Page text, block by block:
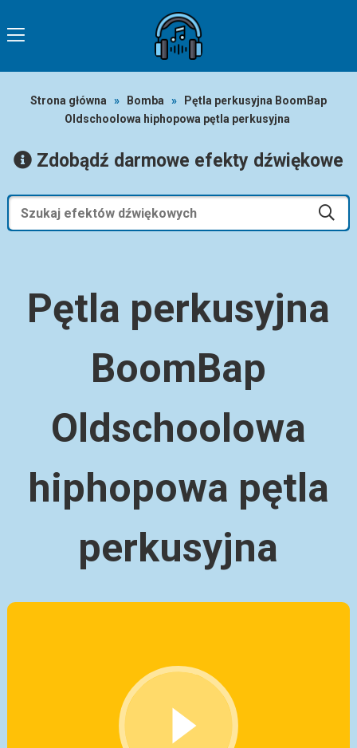
Strona główna » Bomba »
Pętla perkusyjna BoomBap
Oldschoolowa hiphopowa pętla perkusyjna
Zdobądź darmowe efekty dźwiękowe
Pętla perkusyjna
BoomBap
Oldschoolowa
hiphopowa pętla
perkusyjna